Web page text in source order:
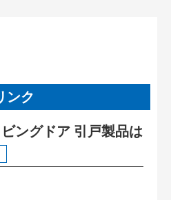
ンク
ングドア 引戸製品は